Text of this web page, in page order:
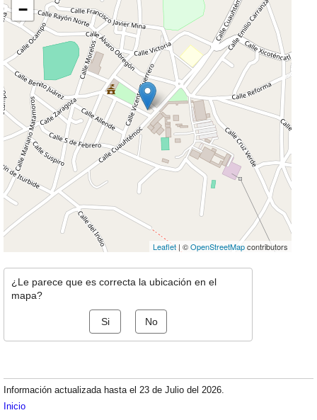
−
Leaflet| ©OpenStreetMapcontributors
¿Le parece que es correcta la ubicación en el
mapa?
Si No
Información actualizada hasta el 23 de Julio del 2026.
Inicio